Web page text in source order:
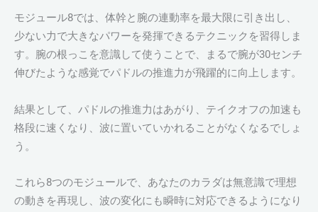
モジュール8では、体幹と腕の連動率を最大限に引き出し、
少ない力で大きなパワーを発揮できるテクニックを習得しま
す。腕の根っこを意識して使うことで、まるで腕が30センチ
伸びたような感覚でパドルの推進力が飛躍的に向上します。
結果として、パドルの推進力はあがり、テイクオフの加速も
格段に速くなり、波に置いていかれることがなくなるでしょ
う。
これら8つのモジュールで、あなたのカラダは無意識で理想
の動きを再現し、波の変化にも瞬時に対応できるようになり